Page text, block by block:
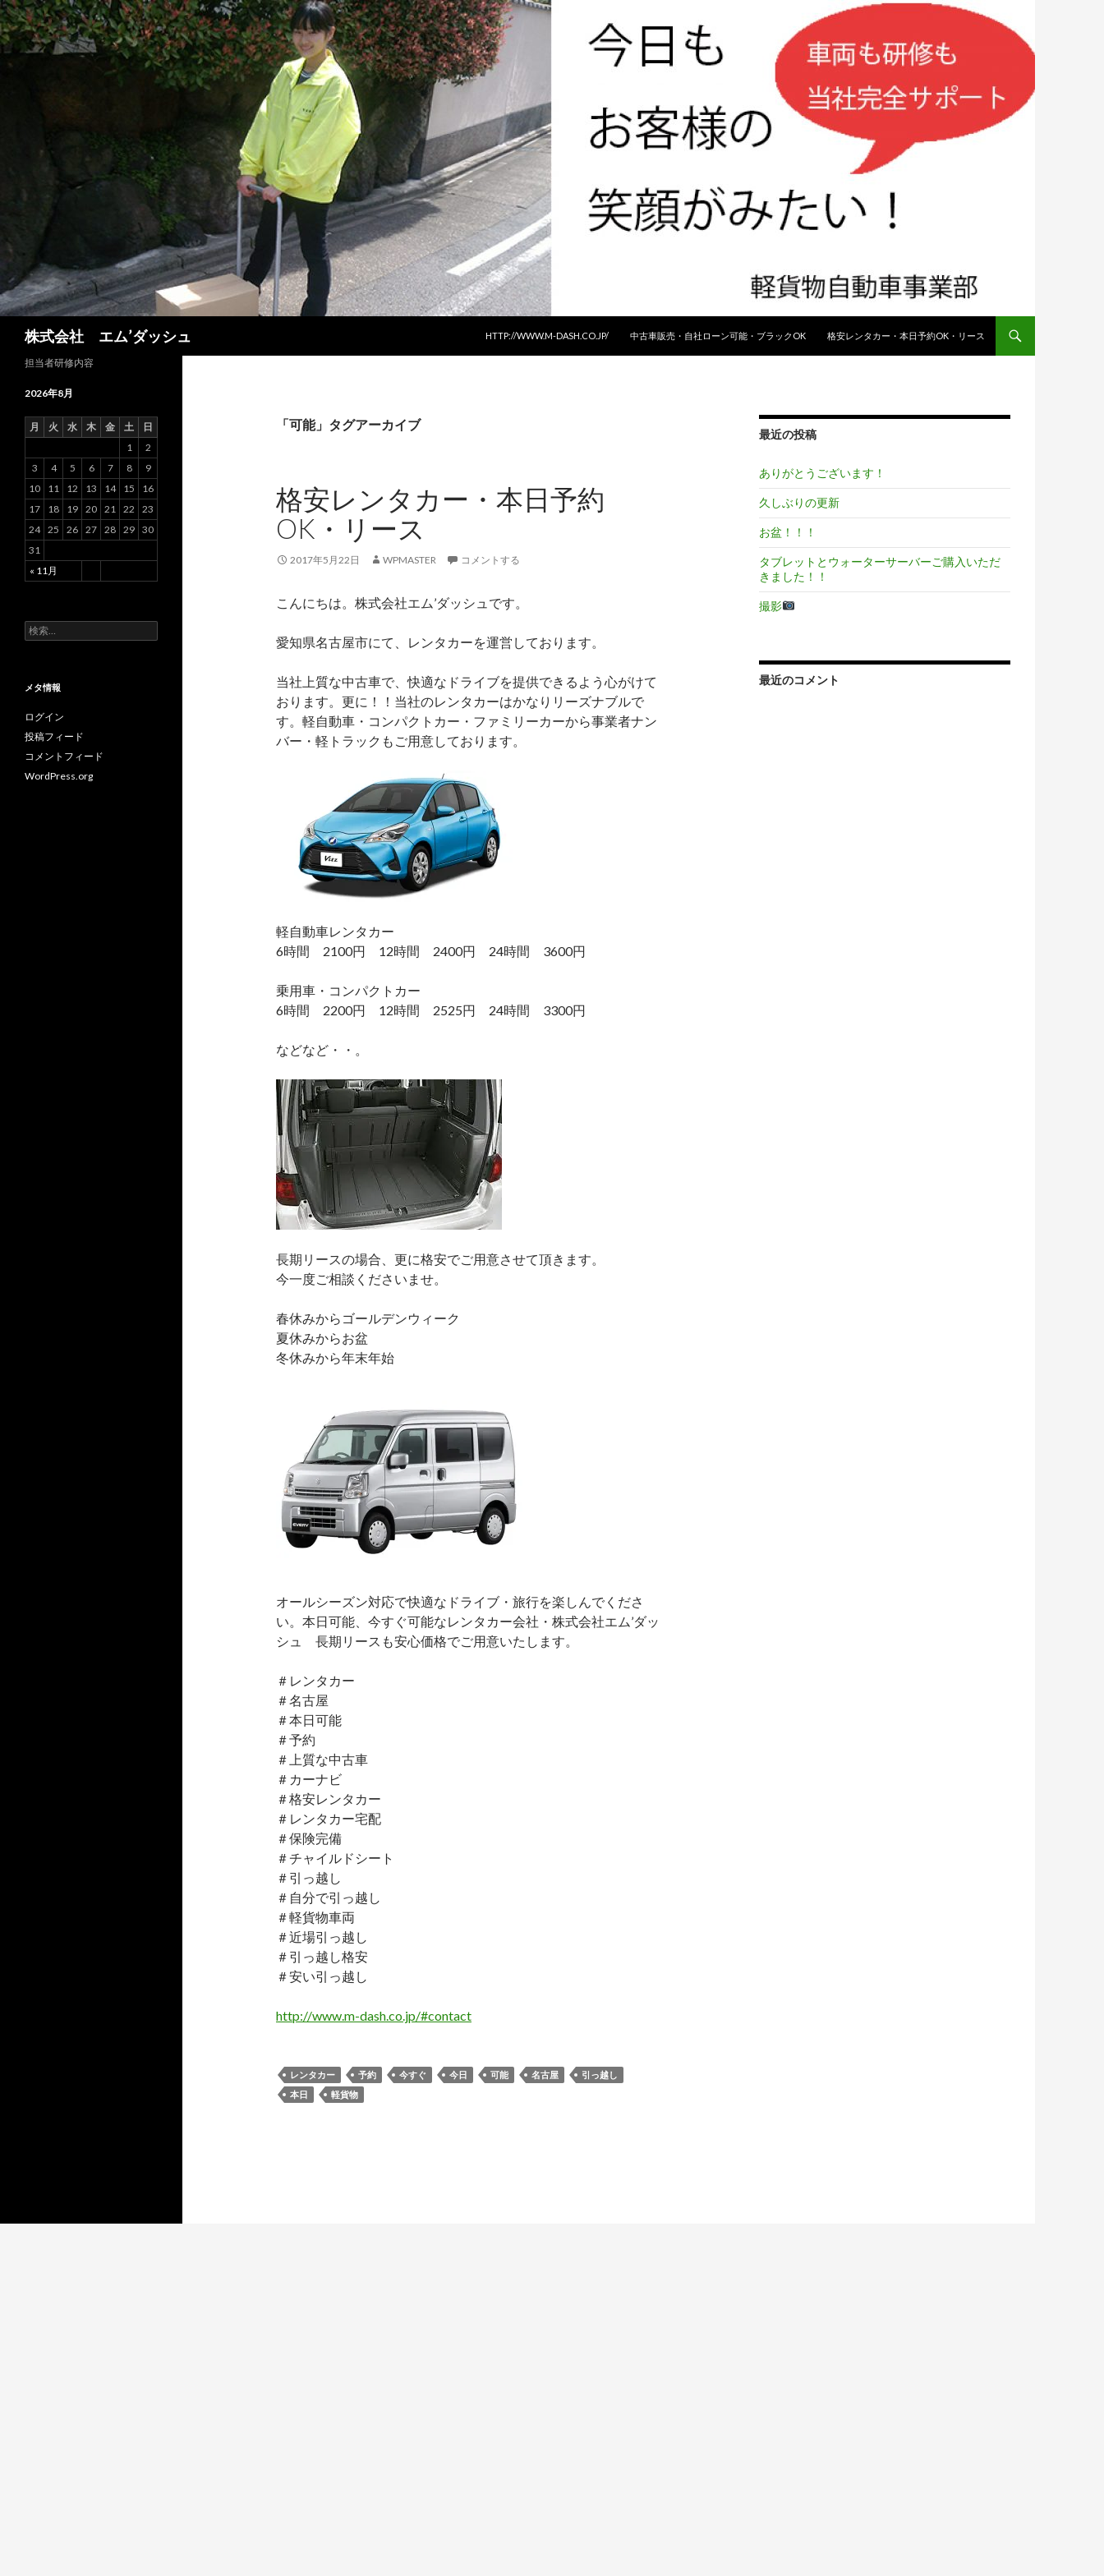
株式会社 エム’ダッシュ
HTTP://WWW.M-DASH.CO.JP/
中古車販売・自社ローン可能・ブラックOK 格安レンタカー・本日予約OK・リース
「可能」タグアーカイブ
格安レンタカー・本日予約
OK・リース
2017年5月22日 WPMASTER コメントする
こんにちは。株式会社エム’ダッシュです。
愛知県名古屋市にて、レンタカーを運営しております。
当社上質な中古車で、快適なドライブを提供できるよう心がけて
おります。更に！！当社のレンタカーはかなりリーズナブルで
す。軽自動車・コンパクトカー・ファミリーカーから事業者ナン
バー・軽トラックもご用意しております。
軽自動車レンタカー
6時間 2100円 12時間 2400円 24時間 3600円
乗用車・コンパクトカー
6時間 2200円 12時間 2525円 24時間 3300円
などなど・・。
長期リースの場合、更に格安でご用意させて頂きます。
今一度ご相談くださいませ。
春休みからゴールデンウィーク
夏休みからお盆
冬休みから年末年始
オールシーズン対応で快適なドライブ・旅行を楽しんでくださ
い。本日可能、今すぐ可能なレンタカー会社・株式会社エム’ダッ
シュ 長期リースも安心価格でご用意いたします。
＃レンタカー
＃名古屋
＃本日可能
＃予約
＃上質な中古車
＃カーナビ
＃格安レンタカー
＃レンタカー宅配
＃保険完備
＃チャイルドシート
＃引っ越し
＃自分で引っ越し
＃軽貨物車両
＃近場引っ越し
＃引っ越し格安
＃安い引っ越し
http://www.m-dash.co.jp/#contact
レンタカー 予約 今すぐ 今日 可能 名古屋
引っ越し
本日
軽貨物
最近の投稿
ありがとうございます！
久しぶりの更新
お盆！！！
タブレットとウォーターサーバーご購入いただ
きました！！
撮影
最近のコメント
担当者研修内容
2026年8月
月 火 水 木 金 土 日
« 11月
1
2
3
4 5 6 7 8
9
10
11 12 13 14 15
16
17
18 19 20 21 22
23
24 25 26 27 28 29 30
31
検
索
メタ情報
ログイン
投稿フィード
コメントフィード
WordPress.org